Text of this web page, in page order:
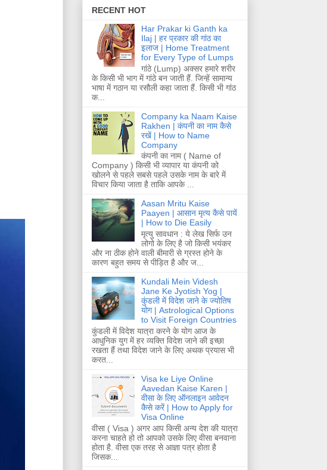
RECENT HOT
Har Prakar ki Ganth ka
Ilaj | हर प्रकार की गांठ का
इलाज | Home Treatment
for Every Type of Lumps
गांठे (Lump) अक्सर हमारे शरीर
के किसी भी भाग में गांठे बन जाती हैं. जिन्हें सामान्य
भाषा में गठान या रसौली कहा जाता हैं. किसी भी गांठ
क...
Company ka Naam Kaise
Rakhen | कंपनी का नाम कैसे
रखें | How to Name
Company
कंपनी का नाम ( Name of
Company ) किसी भी व्यापार या कंपनी को
खोलने से पहले सबसे पहले उसके नाम के बारे में
विचार किया जाता है ताकि आपके ...
Aasan Mritu Kaise
Paayen | आसान मृत्य कैसे पायें
| How to Die Easily
मृत्यु सावधान : ये लेख सिर्फ उन
लोगो के लिए है जो किसी भयंकर
और ना ठीक होने वाली बीमारी से ग्रस्त होने के
कारण बहुत समय से पीड़ित है और ज...
Kundali Mein Videsh
Jane Ke Jyotish Yog |
कुंडली में विदेश जाने के ज्योतिष
योग | Astrological Options
to Visit Foreign Countries
कुंडली में विदेश यात्रा करने के योग आज के
आधुनिक युग में हर व्यक्ति विदेश जाने की इच्छा
रखता हैं तथा विदेश जाने के लिए अथक प्रयास भी
करत...
Visa ke Liye Online
Aavedan Kaise Karen |
वीसा के लिए ऑनलाइन आवेदन
कैसे करें | How to Apply for
Visa Online
वीसा ( Visa ) अगर आप किसी अन्य देश की यात्रा
करना चाहते हो तो आपको उसके लिए वीसा बनवाना
होता है. वीसा एक तरह से आज्ञा पत्र होता है
जिसक...